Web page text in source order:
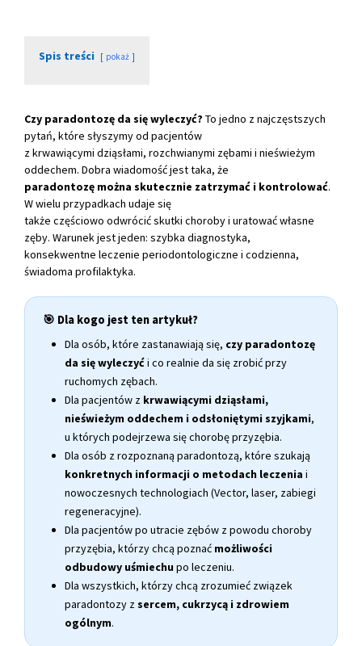
Spis treści pokaż
Czy paradontozę da się wyleczyć? To jedno z najczęstszych
pytań, które słyszymy od pacjentów
z krwawiącymi dziąsłami, rozchwianymi zębami i nieświeżym
oddechem. Dobra wiadomość jest taka, że
paradontozę można skutecznie zatrzymać i kontrolować.
W wielu przypadkach udaje się
także częściowo odwrócić skutki choroby i uratować własne
zęby. Warunek jest jeden: szybka diagnostyka,
konsekwentne leczenie periodontologiczne i codzienna,
świadoma profilaktyka.
🎯 Dla kogo jest ten artykuł?
Dla osób, które zastanawiają się, czy paradontozę
da się wyleczyći co realnie da się zrobić przy
ruchomych zębach.
Dla pacjentów z krwawiącymi dziąsłami,
nieświeżym oddechem i odsłoniętymi szyjkami,
u których podejrzewa się chorobę przyzębia.
Dla osób z rozpoznaną paradontozą, które szukają
konkretnych informacji o metodach leczenia i
nowoczesnych technologiach (Vector, laser, zabiegi
regeneracyjne).
Dla pacjentów po utracie zębów z powodu choroby
przyzębia, którzy chcą poznać możliwości
odbudowy uśmiechupo leczeniu.
Dla wszystkich, którzy chcą zrozumieć związek
paradontozy zsercem, cukrzycą i zdrowiem
ogólnym.